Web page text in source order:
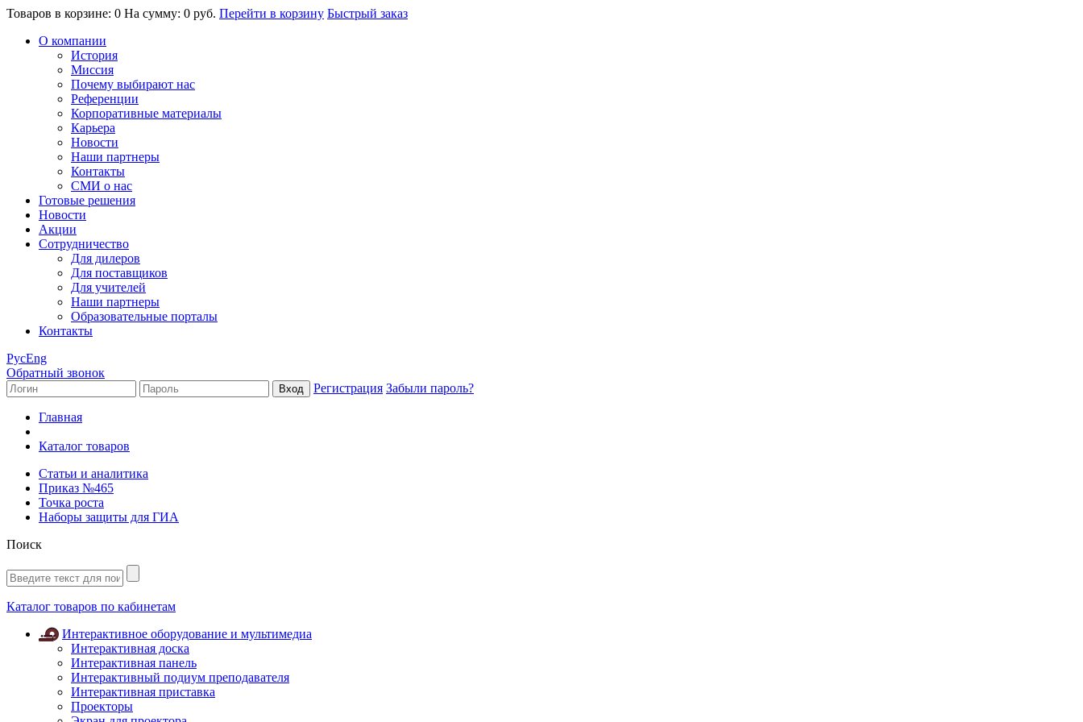
Товаров в корзине: 0 На сумму: 0 руб. Перейти в корзину Быстрый заказ
О компании
История
Миссия
Почему выбирают нас
Референции
Корпоративные материалы
Карьера
Новости
Наши партнеры
Контакты
СМИ о нас
Готовые решения
Новости
Акции
Сотрудничество
Для дилеров
Для поставщиков
Для учителей
Наши партнеры
Образовательные порталы
Контакты
РусEng
Обратный звонок
Регистрация Забыли пароль?
Главная
Каталог товаров
Статьи и аналитика
Приказ №465
Точка роста
Наборы защиты для ГИА
Поиск
Каталог товаров по кабинетам
Интерактивное оборудование и мультимедиа
Интерактивная доска
Интерактивная панель
Интерактивный подиум преподавателя
Интерактивная приставка
Проекторы